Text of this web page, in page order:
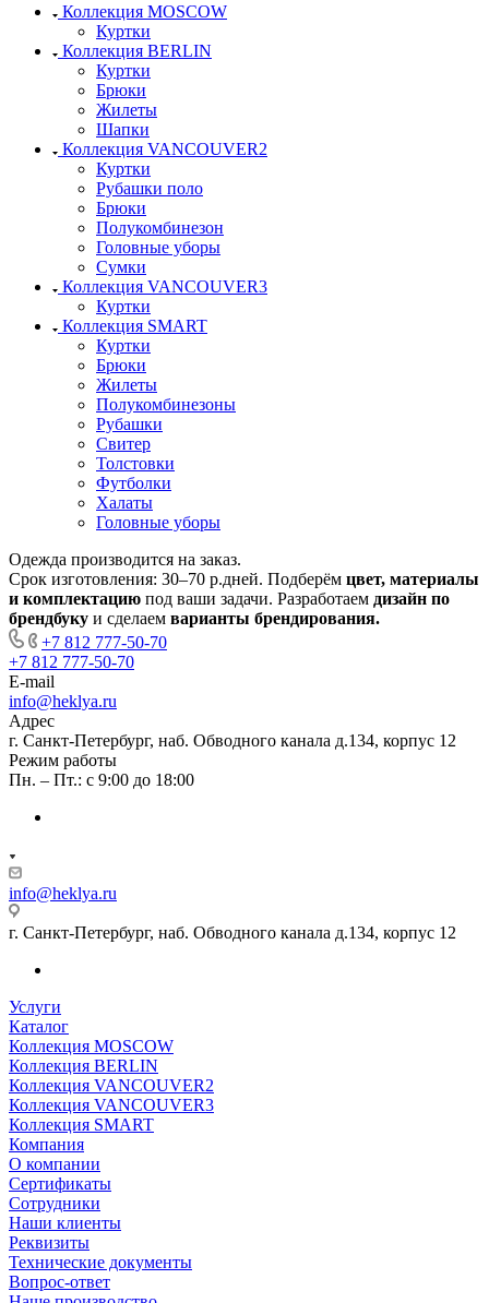
Коллекция MOSCOW
Куртки
Коллекция BERLIN
Куртки
Брюки
Жилеты
Шапки
Коллекция VANCOUVER2
Куртки
Рубашки поло
Брюки
Полукомбинезон
Головные уборы
Сумки
Коллекция VANCOUVER3
Куртки
Коллекция SMART
Куртки
Брюки
Жилеты
Полукомбинезоны
Рубашки
Свитер
Толстовки
Футболки
Халаты
Головные уборы
Одежда производится на заказ.
Срок изготовления: 30–70 р.дней. Подберём цвет, материалы
и комплектацию под ваши задачи. Разработаем дизайн по
брендбуку и сделаем варианты брендирования.
+7 812 777-50-70
+7 812 777-50-70
E-mail
info@heklya.ru
Адрес
г. Санкт-Петербург, наб. Обводного канала д.134, корпус 12
Режим работы
Пн. – Пт.: с 9:00 до 18:00
info@heklya.ru
г. Санкт-Петербург, наб. Обводного канала д.134, корпус 12
Услуги
Каталог
Коллекция MOSCOW
Коллекция BERLIN
Коллекция VANCOUVER2
Коллекция VANCOUVER3
Коллекция SMART
Компания
О компании
Сертификаты
Сотрудники
Наши клиенты
Реквизиты
Технические документы
Вопрос-ответ